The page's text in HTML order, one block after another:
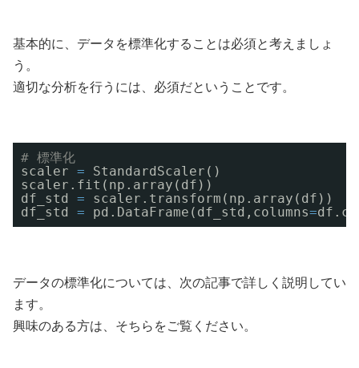
基本的に、データを標準化することは必須と考えましょ
う。
適切な分析を行うには、必須だということです。
# 標準化
scaler =
StandardScaler()
scaler.fit(np.array(df))
df_std =
scaler.transform(np.array(df))
df_std = pd.DataFrame(df_std,columns=
データの標準化については、次の記事で詳しく説明してい
ます。
興味のある方は、そちらをご覧ください。